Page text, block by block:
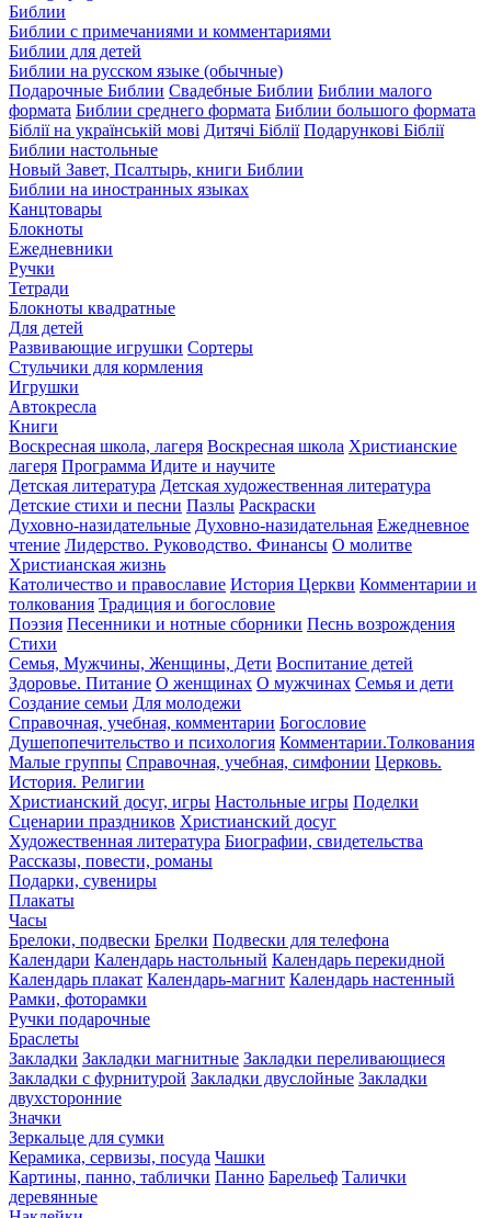
Библии
Библии с примечаниями и комментариями
Библии для детей
Библии на русском языке (обычные)
Подарочные Библии Свадебные Библии Библии малого
формата Библии среднего формата Библии большого формата
Біблії на українській мові Дитячі Біблії Подарункові Біблії
Библии настольные
Новый Завет, Псалтырь, книги Библии
Библии на иностранных языках
Канцтовары
Блокноты
Ежедневники
Ручки
Тетради
Блокноты квадратные
Для детей
Развивающие игрушки Сортеры
Стульчики для кормления
Игрушки
Автокресла
Книги
Воскресная школа, лагеря Воскресная школа Христианские
лагеря Программа Идите и научите
Детская литература Детская художественная литература
Детские стихи и песни Пазлы Раскраски
Духовно-назидательные Духовно-назидательная Ежедневное
чтение Лидерство. Руководство. Финансы О молитве
Христианская жизнь
Католичество и православие История Церкви Комментарии и
толкования Традиция и богословие
Поэзия Песенники и нотные сборники Песнь возрождения
Стихи
Семья, Мужчины, Женщины, Дети Воспитание детей
Здоровье. Питание О женщинах О мужчинах Семья и дети
Создание семьи Для молодежи
Справочная, учебная, комментарии Богословие
Душепопечительство и психология Комментарии.Толкования
Малые группы Справочная, учебная, симфонии Церковь.
История. Религии
Христианский досуг, игры Настольные игры Поделки
Сценарии праздников Христианский досуг
Художественная литература Биографии, свидетельства
Рассказы, повести, романы
Подарки, сувениры
Плакаты
Часы
Брелоки, подвески Брелки Подвески для телефона
Календари Календарь настольный Календарь перекидной
Календарь плакат Календарь-магнит Календарь настенный
Рамки, фоторамки
Ручки подарочные
Браслеты
Закладки Закладки магнитные Закладки переливающиеся
Закладки с фурнитурой Закладки двуслойные Закладки
двухсторонние
Значки
Зеркальце для сумки
Керамика, сервизы, посуда Чашки
Картины, панно, таблички Панно Барельеф Талички
деревянные